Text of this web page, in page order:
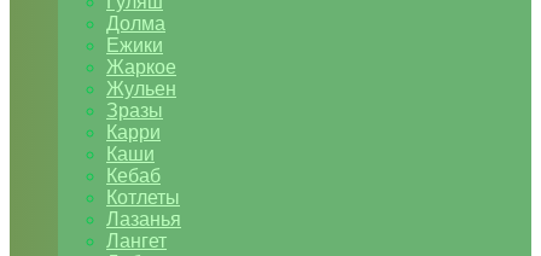
Долма
Ежики
Жаркое
Жульен
Зразы
Карри
Каши
Кебаб
Котлеты
Лазанья
Лангет